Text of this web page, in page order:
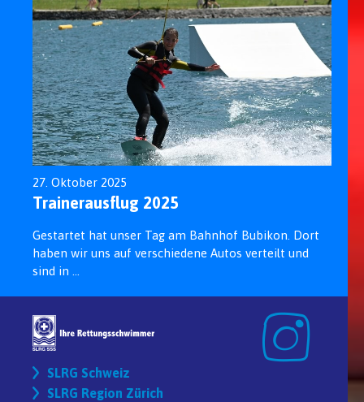
27. Oktober 2025
Trainerausflug 2025
Gestartet hat unser Tag am Bahnhof Bubikon. Dort
haben wir uns auf verschiedene Autos verteilt und
sind in ...
SLRG Schweiz
SLRG Region Zürich